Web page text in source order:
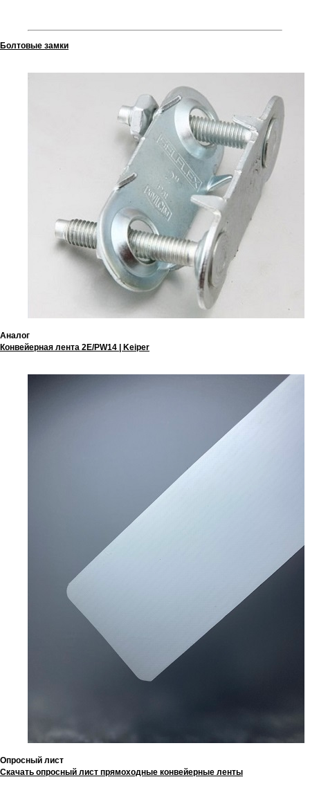
Болтовые замки
Аналог
Конвейерная лента 2E/PW14 | Keiper
Опросный лист
Скачать опросный лист прямоходные конвейерные ленты